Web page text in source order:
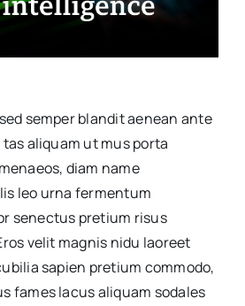
semper blandit aenean ante
aliquam ut mus porta
diam name
leo urna fermentum
senectus pretium risus
velit magnis nidu laoreet
sapien pretium commodo,
fames lacus aliquam sodales